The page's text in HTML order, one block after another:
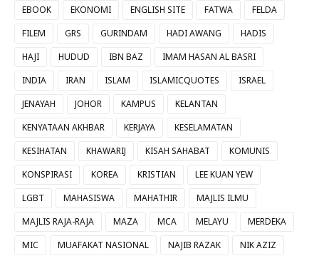
EBOOK
EKONOMI ENGLISH SITE FATWA
FELDA
FILEM
GRS GURINDAM HADI AWANG
HADIS
HAJI
HUDUD IBN BAZ
IMAM HASAN AL BASRI
INDIA
IRAN ISLAM ISLAMICQUOTES
ISRAEL
JENAYAH
JOHOR KAMPUS
KELANTAN
KENYATAAN AKHBAR
KERJAYA
KESELAMATAN
KESIHATAN
KHAWARIJ KISAH SAHABAT
KOMUNIS
KONSPIRASI
KOREA KRISTIAN
LEE KUAN YEW
LGBT
MAHASISWA MAHATHIR
MAJLIS ILMU
MAJLIS RAJA-RAJA
MAZA MCA MELAYU
MERDEKA
MIC
MUAFAKAT NASIONAL NAJIB RAZAK
NIK AZIZ